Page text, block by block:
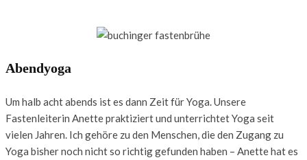
Abendyoga
Um halb acht abends ist es dann Zeit für Yoga. Unsere
Fastenleiterin Anette praktiziert und unterrichtet Yoga seit
vielen Jahren. Ich gehöre zu den Menschen, die den Zugang zu
Yoga bisher noch nicht so richtig gefunden haben – Anette hat es